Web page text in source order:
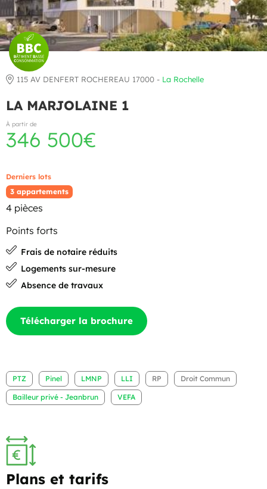
115 AV DENFERT ROCHEREAU 17000 - La Rochelle
LA MARJOLAINE 1
À partir de
346 500€
Derniers lots
3 appartements
4 pièces
Points forts
Frais de notaire réduits
Logements sur-mesure
Absence de travaux
Télécharger la brochure
PTZ Pinel LMNP LLI RP Droit Commun
Bailleur privé - Jeanbrun VEFA
Plans et tarifs